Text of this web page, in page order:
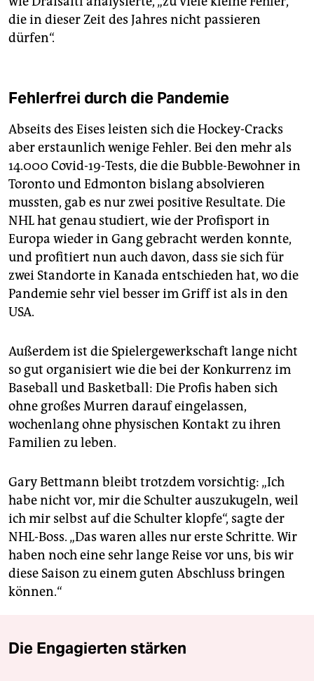
die in dieser Zeit des Jahres nicht passieren
dürfen“.
Fehlerfrei durch die Pandemie
Abseits des Eises leisten sich die Hockey-Cracks
aber erstaunlich wenige Fehler. Bei den mehr als
14.000 Covid-19-Tests, die die Bubble-Bewohner in
Toronto und Edmonton bislang absolvieren
mussten, gab es nur zwei positive Resultate. Die
NHL hat genau studiert, wie der Profisport in
Europa wieder in Gang gebracht werden konnte,
und profitiert nun auch davon, dass sie sich für
zwei Standorte in Kanada entschieden hat, wo die
Pandemie sehr viel besser im Griff ist als in den
USA.
Außerdem ist die Spielergewerkschaft lange nicht
so gut organisiert wie die bei der Konkurrenz im
Baseball und Basketball: Die Profis haben sich
ohne großes Murren darauf eingelassen,
wochenlang ohne physischen Kontakt zu ihren
Familien zu leben.
Gary Bettmann bleibt trotzdem vorsichtig: „Ich
habe nicht vor, mir die Schulter auszukugeln, weil
ich mir selbst auf die Schulter klopfe“, sagte der
NHL-Boss. „Das waren alles nur erste Schritte. Wir
haben noch eine sehr lange Reise vor uns, bis wir
diese Saison zu einem guten Abschluss bringen
können.“
Die Engagierten stärken